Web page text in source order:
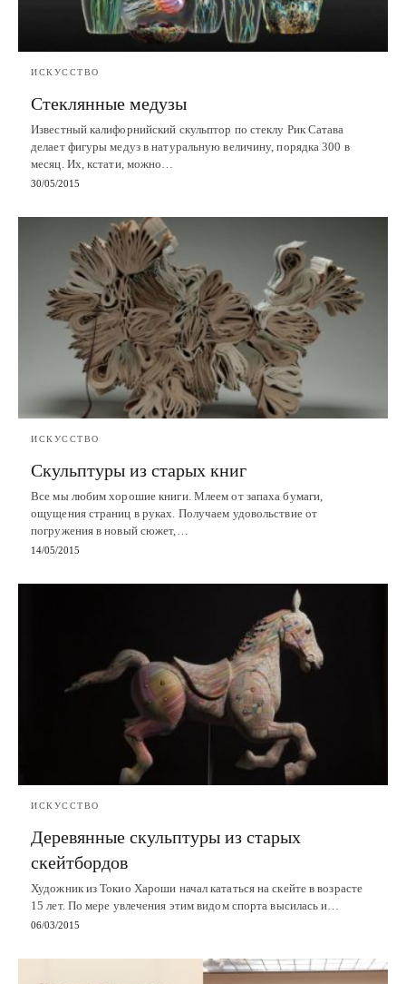
ИСКУССТВО
Стеклянные медузы
Известный калифорнийский скульптор по стеклу Рик Сатава
делает фигуры медуз в натуральную величину, порядка 300 в
месяц. Их, кстати, можно…
30/05/2015
ИСКУССТВО
Скульптуры из старых книг
Все мы любим хорошие книги. Млеем от запаха бумаги,
ощущения страниц в руках. Получаем удовольствие от
погружения в новый сюжет,…
14/05/2015
ИСКУССТВО
Деревянные скульптуры из старых
скейтбордов
Художник из Токио Хароши начал кататься на скейте в возрасте
15 лет. По мере увлечения этим видом спорта высилась и…
06/03/2015